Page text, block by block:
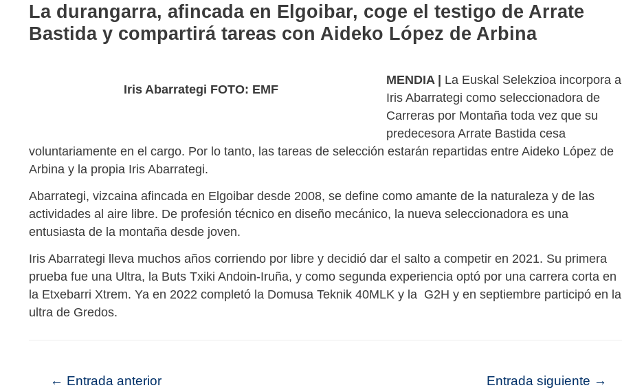
La durangarra, afincada en Elgoibar, coge el testigo de Arrate
Bastida y compartirá tareas con Aideko López de Arbina
Iris Abarrategi FOTO: EMF
MENDIA | La Euskal Selekzioa incorpora a
Iris Abarrategi como seleccionadora de
Carreras por Montaña toda vez que su
predecesora Arrate Bastida cesa
voluntariamente en el cargo. Por lo tanto, las tareas de selección estarán repartidas entre Aideko López de
Arbina y la propia Iris Abarrategi.
Abarrategi, vizcaina afincada en Elgoibar desde 2008, se define como amante de la naturaleza y de las
actividades al aire libre. De profesión técnico en diseño mecánico, la nueva seleccionadora es una
entusiasta de la montaña desde joven.
Iris Abarrategi lleva muchos años corriendo por libre y decidió dar el salto a competir en 2021. Su primera
prueba fue una Ultra, la Buts Txiki Andoin-Iruña, y como segunda experiencia optó por una carrera corta en
la Etxebarri Xtrem. Ya en 2022 completó la Domusa Teknik 40MLK y la G2H y en septiembre participó en la
ultra de Gredos.
← Entrada anterior Entrada siguiente →